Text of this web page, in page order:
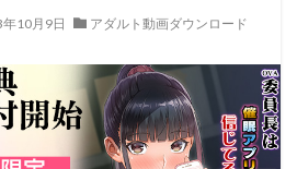
10月9日
アダルト動画ダウンロード